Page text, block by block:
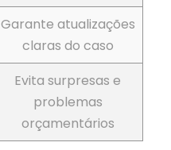
Garante atualizações
claras do caso
Evita surpresas e
problemas
orçamentários